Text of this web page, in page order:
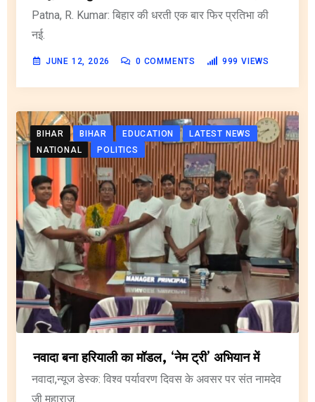
Patna, R. Kumar: बिहार की धरती एक बार फिर प्रतिभा की
नई.
JUNE 12, 2026 0 COMMENTS 999 VIEWS
BIHAR BIHAR EDUCATION
LATEST NEWS
NATIONAL
POLITICS
नवादा बना हरियाली का मॉडल, ‘नेम ट्री’ अभियान में
नवादा,न्यूज डेस्क: विश्व पर्यावरण दिवस के अवसर पर संत नामदेव
जी महाराज.